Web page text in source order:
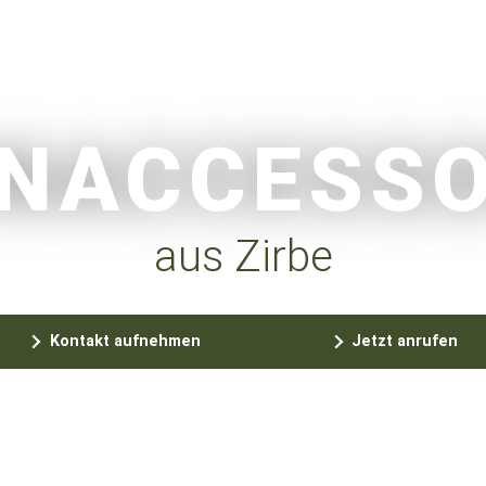
aus Zirbe
Kontakt aufnehmen Jetzt anrufen